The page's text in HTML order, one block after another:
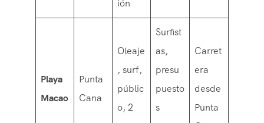
ión
Playa
Macao
Punta
Cana
Oleaje
, surf,
públic
o, 2
Surfist
as,
presu
puesto
s
Carret
era
desde
Punta